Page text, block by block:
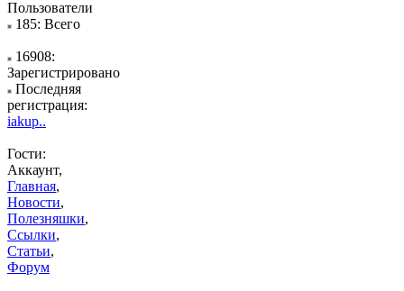
Пользователи
185: Всего
16908:
Зарегистрировано
Последняя
регистрация:
iakup..
Гости:
Аккаунт,
Главная,
Новости,
Полезняшки,
Ссылки,
Статьи,
Форум